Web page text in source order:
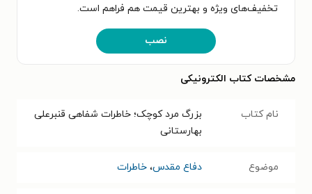
تخفیف‌های ویژه و بهترین قیمت هم فراهم است.
نصب
مشخصات کتاب الکترونیکی
نام کتاب
بزرگ مرد کوچک؛ خاطرات ﺷﻔﺎﻫﯽ ﻗﻨﺒﺮعلی
ﺑﻬﺎﺭستانی
موضوع دفاع مقدس، خاطرات